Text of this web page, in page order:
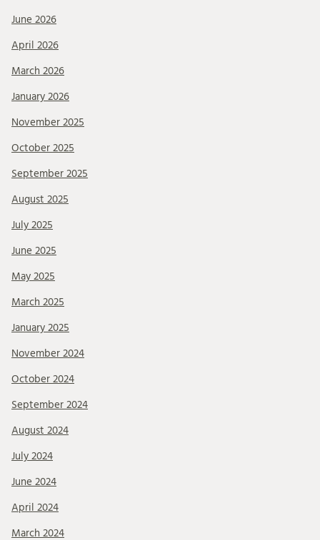
June 2026
April 2026
March 2026
January 2026
November 2025
October 2025
September 2025
August 2025
July 2025
June 2025
May 2025
March 2025
January 2025
November 2024
October 2024
September 2024
August 2024
July 2024
June 2024
April 2024
March 2024